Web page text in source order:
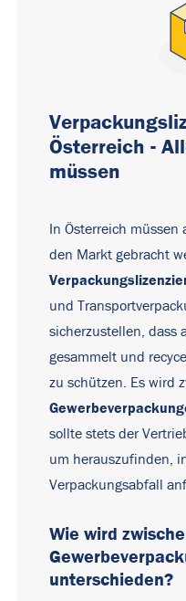
Österreich -
müssen
In Österreich
den Markt gebracht
und
sicherzustellen, dass
gesammelt und
zu schützen. Es wird
sollte stets der
um herauszufinden,
Verpackungsabfall
Wie wird
unterschieden?